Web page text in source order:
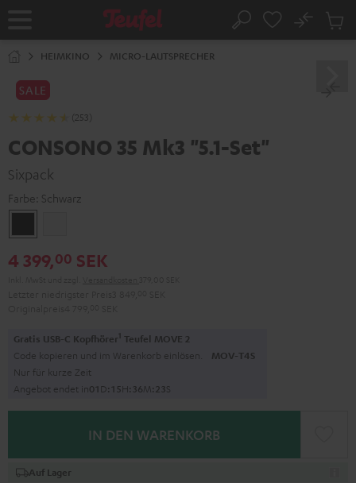
Startseite Suche
No
HEIMKINO MICRO-LAUTSPRECHER
SALE
(253)
CONSONO 35 Mk3 "5.1-Set"
Sixpack
Farbe: Schwarz
4 399,00 SEK
Gratis USB-C Kopfhörer1 Teufel MOVE 2
Code kopieren und im Warenkorb einlösen. MOV-T4S
Nur für kurze Zeit
Angebot endet in01D:1 5H: 36M: 21S
IN DEN WARENKORB
Auf Lager